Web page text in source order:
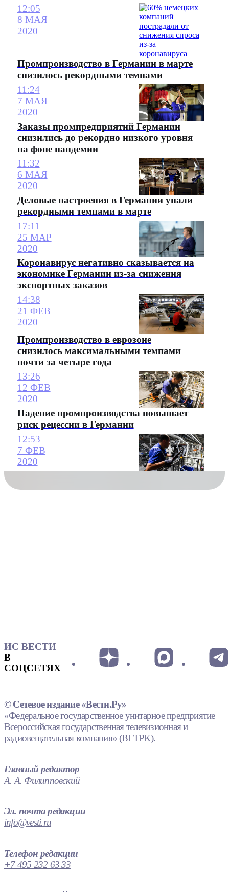
12:05
8 МАЯ
2020
Промпроизводство в Германии в марте
снизилось рекордными темпами
11:24
7 МАЯ
2020
Заказы промпредприятий Германии
снизились до рекордно низкого уровня
на фоне пандемии
11:32
6 МАЯ
2020
Деловые настроения в Германии упали
рекордными темпами в марте
17:11
25 МАР
2020
Коронавирус негативно сказывается на
экономике Германии из-за снижения
экспортных заказов
14:38
21 ФЕВ
2020
Промпроизводство в еврозоне
снизилось максимальными темпами
почти за четыре года
13:26
12 ФЕВ
2020
Падение промпроизводства повышает
риск рецессии в Германии
12:53
7 ФЕВ
2020
ИС ВЕСТИ
В
СОЦСЕТЯХ
© Сетевое издание «Вести.Ру»
«Федеральное государственное унитарное предприятие
Всероссийская государственная телевизионная и
радиовещательная компания» (ВГТРК).
Главный редактор
А. А. Филипповский
Эл. почта редакции
info@vesti.ru
Телефон редакции
+7 495 232 63 33